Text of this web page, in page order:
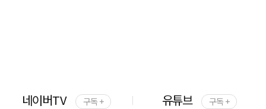
네이버TV 구독 + 유튜브 구독 +